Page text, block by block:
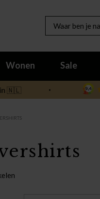
Wonen Sale
in 🇳🇱